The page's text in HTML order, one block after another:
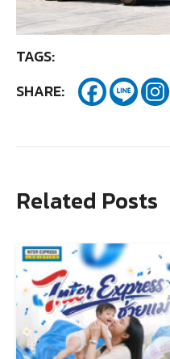
TAGS:
SHARE:
Related Posts